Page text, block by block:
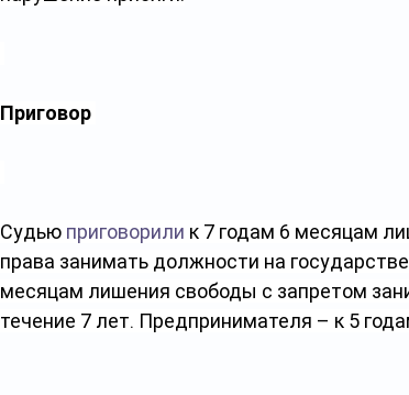
Приговор
Судью приговорили к 7 годам 6 месяцам
права занимать должности на
месяцам лишения свободы с запретом
течение 7 лет. Предпринимателя – к 5